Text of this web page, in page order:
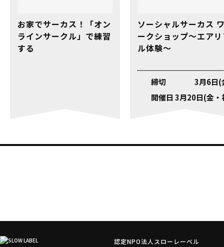
お家でサーカス！「オン
ラインサークル」で練習
する
ソーシャルサーカス
ークショップ～エア
ル体験～
3月6日(
3月20日(金・
認定NPO法人スローレーベル